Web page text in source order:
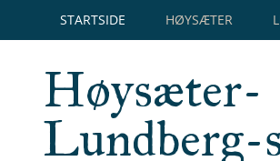
STARTSIDE HØYSÆTER
Høysæter-
Lundberg-